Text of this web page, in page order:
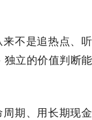
不是追热点、听
立的价值判断能
期、用长期现金